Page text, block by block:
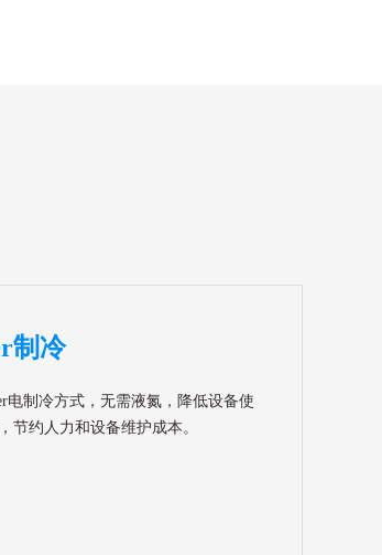
制冷
电制冷方式，无需液氮，降低设备使
节约人力和设备维护成本。